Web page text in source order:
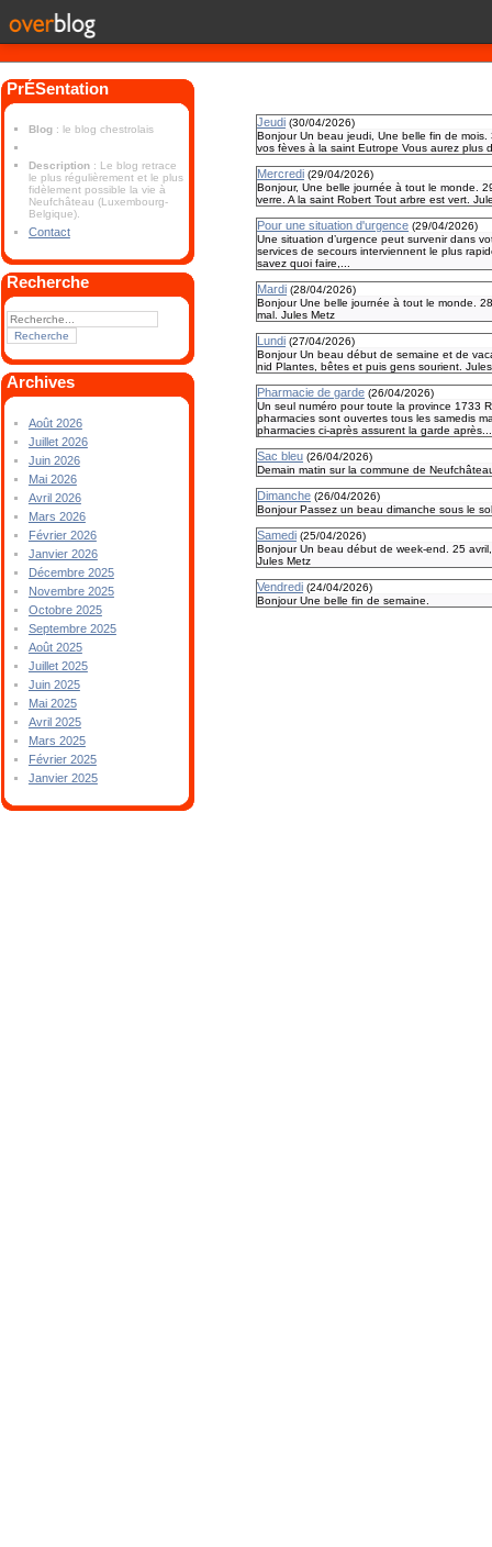
PrÉSentation
Blog : le blog chestrolais
Description : Le blog retrace
le plus régulièrement et le plus
fidèlement possible la vie à
Neufchâteau (Luxembourg-
Belgique).
Contact
Recherche
Archives
Août 2026
Juillet 2026
Juin 2026
Mai 2026
Avril 2026
Mars 2026
Février 2026
Janvier 2026
Décembre 2025
Novembre 2025
Octobre 2025
Septembre 2025
Août 2025
Juillet 2025
Juin 2025
Mai 2025
Avril 2025
Mars 2025
Février 2025
Janvier 2025
Jeudi (30/04/2026)
Bonjour Un beau jeudi, Une belle fin de
vos fèves à la saint Eutrope Vous aurez plus
Mercredi (29/04/2026)
Bonjour, Une belle journée à tout le monde.
verre. A la saint Robert Tout arbre est vert.
Pour une situation d'urgence (29/04/2026)
Une situation d’urgence peut survenir dans
services de secours interviennent le plus
savez quoi faire,...
Mardi (28/04/2026)
Bonjour Une belle journée à tout le monde.
mal. Jules Metz
Lundi (27/04/2026)
Bonjour Un beau début de semaine et de
nid Plantes, bêtes et puis gens sourient.
Pharmacie de garde (26/04/2026)
Un seul numéro pour toute la province 1733
pharmacies sont ouvertes tous les samedis
pharmacies ci-après assurent la garde après...
Sac bleu (26/04/2026)
Demain matin sur la commune de
Dimanche (26/04/2026)
Bonjour Passez un beau dimanche sous le
Samedi (25/04/2026)
Bonjour Un beau début de week-end. 25
Jules Metz
Vendredi (24/04/2026)
Bonjour Une belle fin de semaine.